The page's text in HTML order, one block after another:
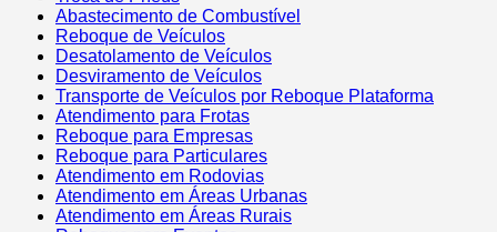
Abastecimento de Combustível
Reboque de Veículos
Desatolamento de Veículos
Desviramento de Veículos
Transporte de Veículos por Reboque Plataforma
Atendimento para Frotas
Reboque para Empresas
Reboque para Particulares
Atendimento em Rodovias
Atendimento em Áreas Urbanas
Atendimento em Áreas Rurais